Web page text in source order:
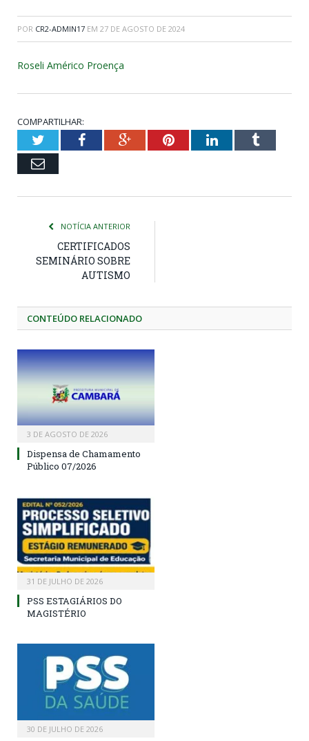
POR CR2-ADMIN17 EM 27 DE AGOSTO DE 2024
Roseli Américo Proença
COMPARTILHAR:
TwitterFacebookGoogle+PinterestLinkedInTumblr
Email
NOTÍCIA ANTERIOR
CERTIFICADOS
SEMINÁRIO SOBRE
AUTISMO
CONTEÚDO RELACIONADO
3 DE AGOSTO DE 2026
Dispensa de Chamamento
Público 07/2026
31 DE JULHO DE 2026
PSS ESTAGIÁRIOS DO
MAGISTÉRIO
30 DE JULHO DE 2026